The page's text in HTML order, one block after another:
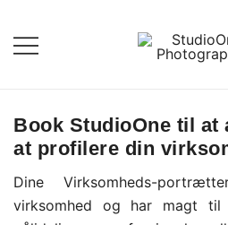
content
Book StudioOne til at
at profilere din
Dine Virksomheds-
virksomhed og har magt